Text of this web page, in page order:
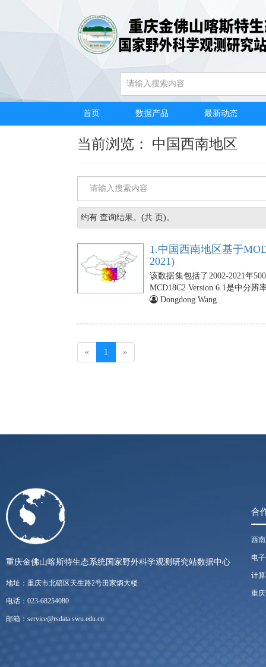
首页 数据产品 最新动态
数据产品 / 关键词浏览
当前浏览： 中国西南地区
约有 查询结果。(共 页)。
1.中国西南地区基于
2021)
该数据集包括了2002-2021年
MCD18C2 Version 6.1是中分
级产品，每天生产0.05度(赤道
MCD18产品基于一个原型算
Dongdong Wang
« 1 (current)
»
重庆金佛山喀斯特生态系统国家野外科学观测研究站数据中心
地址：重庆市北碚区天生路2号田家炳大楼
电话：023-68254080
邮箱：service@rsdata.swu.edu.cn
合
西
电
计
重